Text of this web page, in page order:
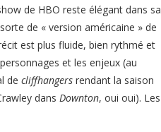
de HBO reste élégant dans sa
de « version américaine » de
est plus fluide, bien rythmé et
et les enjeux (au
de cliffhangers rendant la saison
dans Downton, oui oui). Les